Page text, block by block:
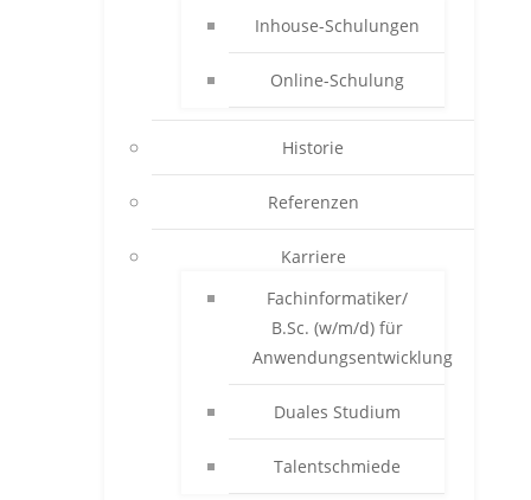
Inhouse-Schulungen
Online-Schulung
Historie
Referenzen
Karriere
Fachinformatiker/
B.Sc. (w/m/d) für
Anwendungsentwicklung
Duales Studium
Talentschmiede